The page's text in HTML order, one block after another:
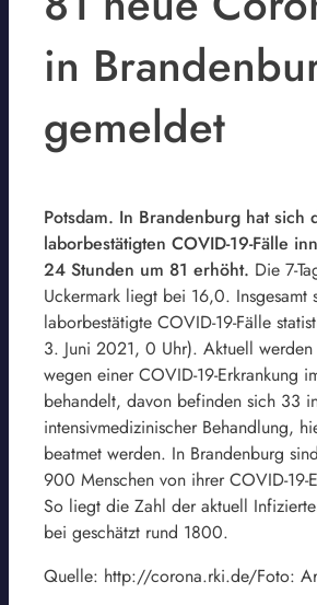
in
gemeldet
Potsdam. In Brandenburg hat sich
laborbestätigten COVID-19-Fälle
24 Stunden um 81 erhöht. Die 7-
Uckermark liegt bei 16,0. Insgesamt
laborbestätigte COVID-19-Fälle
3. Juni 2021, 0 Uhr). Aktuell werden
wegen einer COVID-19-Erkrankung
behandelt, davon befinden sich 33
intensivmedizinischer Behandlung,
beatmet werden. In Brandenburg
900 Menschen von ihrer COVID-19-
So liegt die Zahl der aktuell
bei geschätzt rund 1800.
Quelle: http://corona.rki.de/Foto: